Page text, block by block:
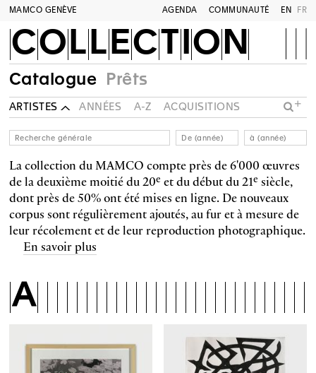
MAMCO GENÈVE AGENDA COMMUNAUTÉ EN FR
COLLECTION
Catalogue Prêts
ARTISTES ANNÉES A-Z ACQUISITIONS
Recherche générale De (année) à (année)
La collection du MAMCO compte près de 6'000 œuvres
de la deuxième moitié du 20e et du début du 21e siècle,
dont près de 50% ont été mises en ligne. De nouveaux
corpus sont régulièrement ajoutés, au fur et à mesure de
leur récolement et de leur reproduction photographique.
En savoir plus
A